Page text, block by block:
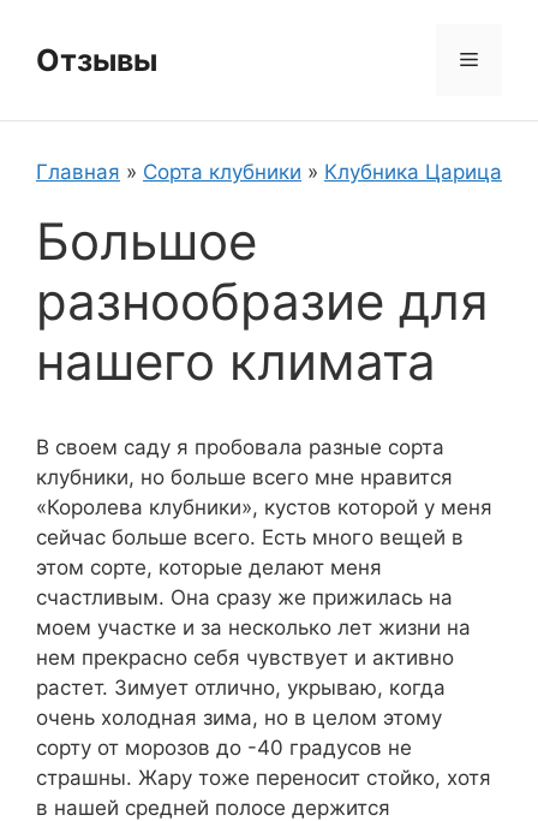
содержимому
Отзывы Меню
Главная » Сорта клубники » Клубника Царица
Большое
разнообразие для
нашего климата
В своем саду я пробовала разные сорта
клубники, но больше всего мне нравится
«Королева клубники», кустов которой у меня
сейчас больше всего. Есть много вещей в
этом сорте, которые делают меня
счастливым. Она сразу же прижилась на
моем участке и за несколько лет жизни на
нем прекрасно себя чувствует и активно
растет. Зимует отлично, укрываю, когда
очень холодная зима, но в целом этому
сорту от морозов до -40 градусов не
страшны. Жару тоже переносит стойко, хотя
в нашей средней полосе держится